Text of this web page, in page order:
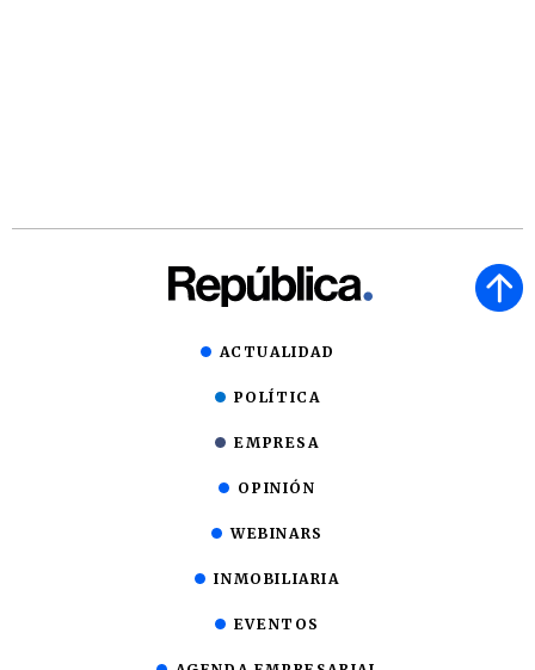
ACTUALIDAD
POLÍTICA
EMPRESA
OPINIÓN
WEBINARS
INMOBILIARIA
EVENTOS